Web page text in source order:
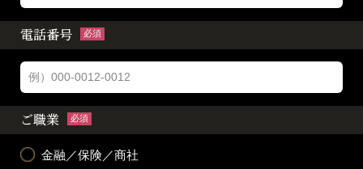
電話番号 必須
ご職業 必須
金融／保険／商社